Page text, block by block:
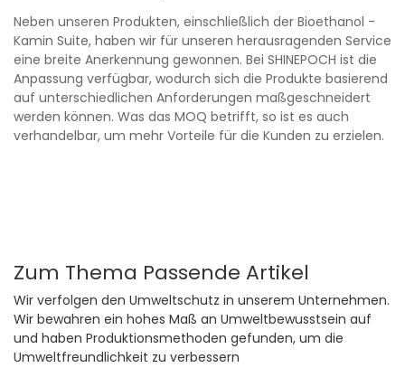
Neben unseren Produkten, einschließlich der Bioethanol -
Kamin Suite, haben wir für unseren herausragenden Service
eine breite Anerkennung gewonnen. Bei SHINEPOCH ist die
Anpassung verfügbar, wodurch sich die Produkte basierend
auf unterschiedlichen Anforderungen maßgeschneidert
werden können. Was das MOQ betrifft, so ist es auch
verhandelbar, um mehr Vorteile für die Kunden zu erzielen.
Zum Thema Passende Artikel
Wir verfolgen den Umweltschutz in unserem Unternehmen.
Wir bewahren ein hohes Maß an Umweltbewusstsein auf
und haben Produktionsmethoden gefunden, um die
Umweltfreundlichkeit zu verbessern